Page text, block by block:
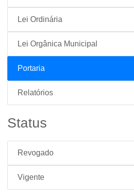
Lei Ordinária
Lei Orgânica Municipal
Portaria
Relatórios
Status
Revogado
Vigente